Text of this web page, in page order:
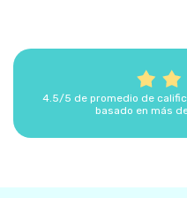
4.5/5 de promedio de
basado en más